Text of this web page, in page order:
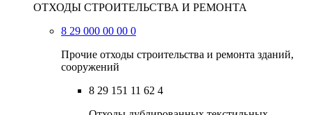
ОТХОДЫ СТРОИТЕЛЬСТВА И РЕМОНТА
8 29 000 00 00 0
Прочие отходы строительства и ремонта зданий,
сооружений
8 29 151 11 62 4